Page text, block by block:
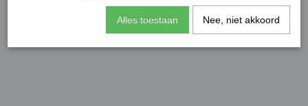
Alles toestaan Nee, niet akkoord